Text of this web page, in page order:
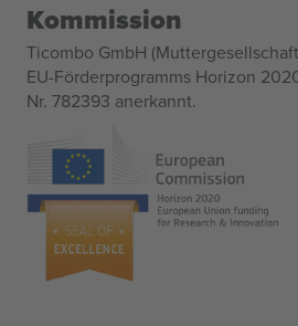
Kommission
Ticombo GmbH
EU-Förderprogramms Horizon
Nr. 782393 anerkannt.